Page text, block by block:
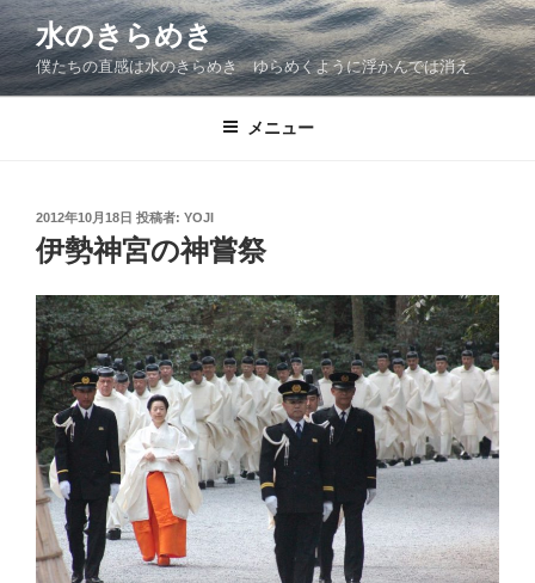
コ
ン
テ
ン
水のきらめき
僕たちの直感は水のきらめき ゆらめくように浮かんでは消え
メニュー
投
稿
日:
2012年10月18日 投稿者: YOJI
伊勢神宮の神嘗祭